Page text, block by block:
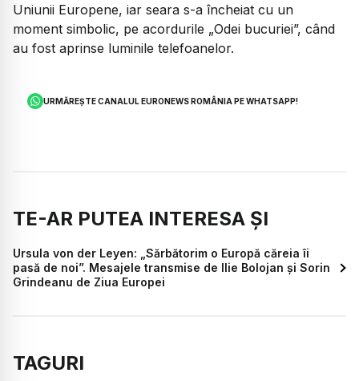
Uniunii Europene, iar seara s-a încheiat cu un
moment simbolic, pe acordurile „Odei bucuriei”, când
au fost aprinse luminile telefoanelor.
URMĂREȘTE CANALUL EURONEWS ROMÂNIA PE WHATSAPP!
TE-AR PUTEA INTERESA ȘI
Ursula von der Leyen: „Sărbătorim o Europă căreia îi
pasă de noi”. Mesajele transmise de Ilie Bolojan și Sorin
Grindeanu de Ziua Europei
TAGURI